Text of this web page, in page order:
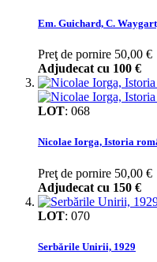
Em. Guichard, C.
Preţ de pornire 50,00 €
Adjudecat cu 100 €
LOT: 068
Nicolae Iorga, Istoria
Preţ de pornire 50,00 €
Adjudecat cu 150 €
LOT: 070
Serbările Unirii, 1929